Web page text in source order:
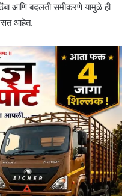
आणि बदलती समीकरणे यामुळे ही
आहेत.